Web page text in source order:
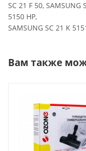
SC 21 F 50, SAMSUNG
5150 HP,
SAMSUNG SC 21 K
Вам также